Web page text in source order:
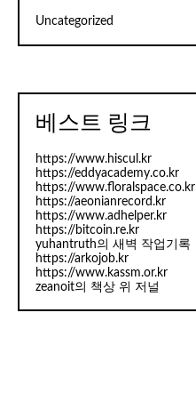
Uncategorized
베스트 링크
https://www.hiscul.kr
https://eddyacademy.co.kr
https://www.floralspace.co.kr
https://aeonianrecord.kr
https://www.adhelper.kr
https://bitcoin.re.kr
yuhantruth의 새벽 작업기록
https://arkojob.kr
https://www.kassm.or.kr
zeanoit의 책상 위 저널